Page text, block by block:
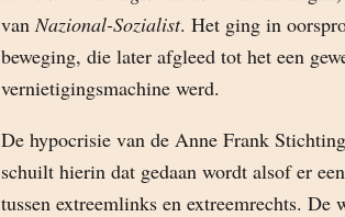
vanNazional-Sozialist. Het ging in
beweging, die later afgleed tot het een
vernietigingsmachine werd.
De hypocrisie van de Anne Frank
schuilt hierin dat gedaan wordt alsof er
tussen extreemlinks en extreemrechts.